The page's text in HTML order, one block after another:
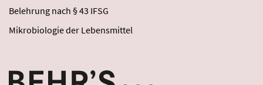
Belehrung nach § 43 IFSG
Mikrobiologie der Lebensmittel